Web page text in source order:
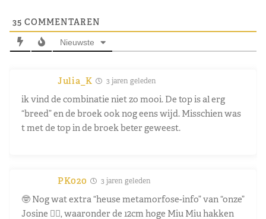
35 COMMENTAREN
Nieuwste
Julia_K 3 jaren geleden
ik vind de combinatie niet zo mooi. De top is al erg
“breed” en de broek ook nog eens wijd. Misschien was
t met de top in de broek beter geweest.
PK020 3 jaren geleden
🤓 Nog wat extra “heuse metamorfose-info” van “onze”
Josine 👍🏼, waaronder de 12cm hoge Miu Miu hakken